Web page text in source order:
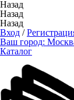
Назад
Назад
Назад
Вход /
Ваш город:
Каталог